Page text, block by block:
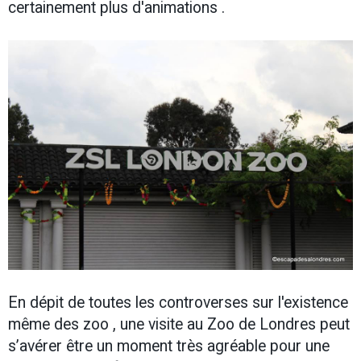
certainement plus d'animations .
En dépit de toutes les controverses sur l'existence
même des zoo , une visite au Zoo de Londres peut
s’avérer être un moment très agréable pour une